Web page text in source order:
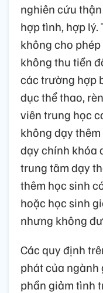
nghiên cứu
hợp tình, hợp
không cho
không thu tiền
các trường hợp
dục thể thao,
viên trung học
không dạy
dạy chính khóa
trung tâm dạy
thêm học sinh
hoặc học sinh
nhưng không
Các quy định
phát của ngành
phần giảm tình